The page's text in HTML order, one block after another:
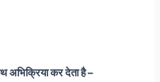
अभिक्रिया कर देता है –